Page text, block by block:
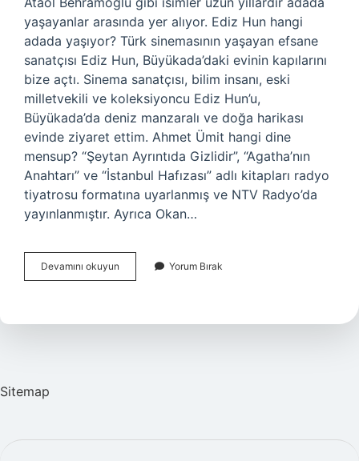
yaşayanlar arasında yer alıyor. Ediz Hun hangi
adada yaşıyor? Türk sinemasının yaşayan efsane
sanatçısı Ediz Hun, Büyükada’daki evinin kapılarını
bize açtı. Sinema sanatçısı, bilim insanı, eski
milletvekili ve koleksiyoncu Ediz Hun’u,
Büyükada’da deniz manzaralı ve doğa harikası
evinde ziyaret ettim. Ahmet Ümit hangi dine
mensup? “Şeytan Ayrıntıda Gizlidir”, “Agatha’nın
Anahtarı” ve “İstanbul Hafızası” adlı kitapları radyo
tiyatrosu formatına uyarlanmış ve NTV Radyo’da
yayınlanmıştır. Ayrıca Okan…
Devamını okuyun
Ümit
Yaşıyor
Yorum Bırak
Sitemap